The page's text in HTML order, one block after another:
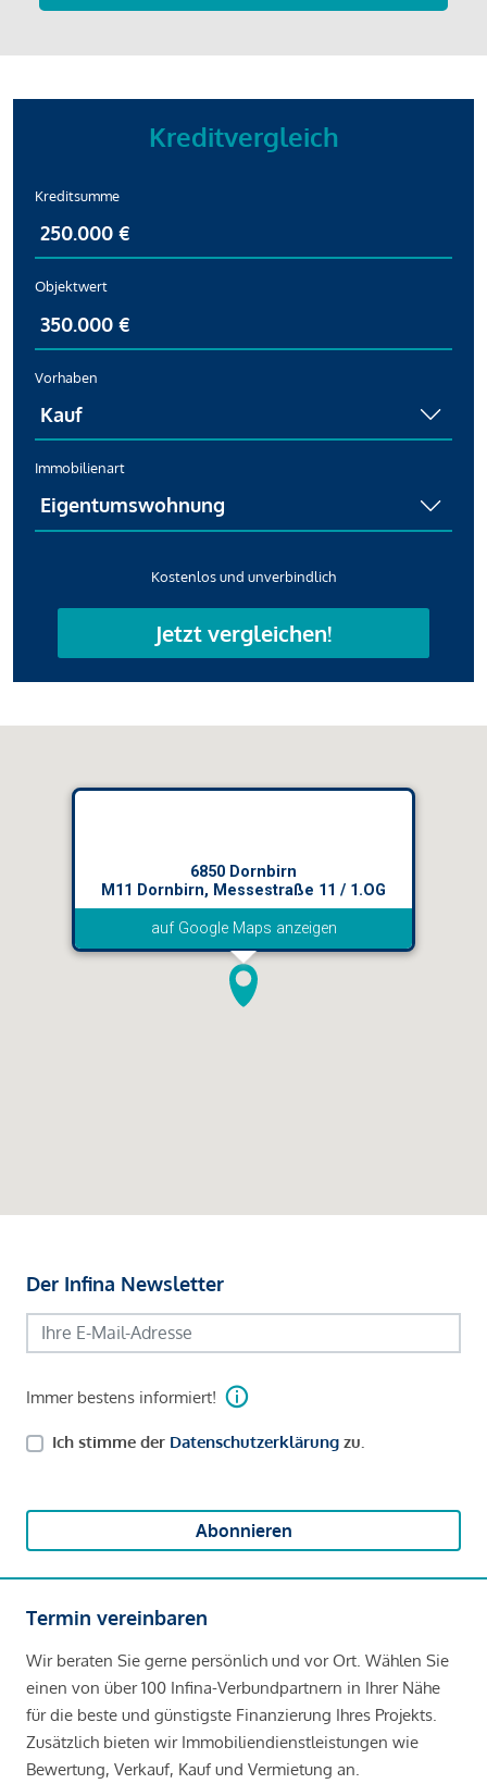
Kreditvergleich
Kreditsumme
Objektwert
Vorhaben
Immobilienart
Kostenlos und unverbindlich
Jetzt vergleichen!
6850 Dornbirn
M11 Dornbirn, Messestraße 11 / 1.OG
auf Google Maps anzeigen
Der Infina Newsletter
Immer bestens informiert!
Ich stimme der Datenschutzerklärung zu.
Abonnieren
Termin vereinbaren
Wir beraten Sie gerne persönlich und vor Ort. Wählen Sie
einen von über 100 Infina-Verbundpartnern in Ihrer Nähe
für die beste und günstigste Finanzierung Ihres Projekts.
Zusätzlich bieten wir Immobiliendienstleistungen wie
Bewertung, Verkauf, Kauf und Vermietung an.